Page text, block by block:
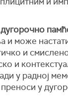
и може
и
и
у радној
у